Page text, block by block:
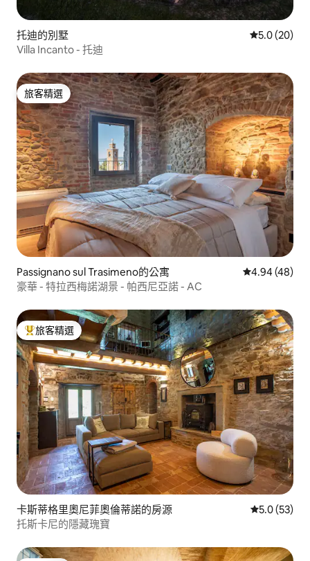
托迪的別墅 從 20 則評
5.0 (20)
Villa Incanto - 托迪
旅客精選
旅客精選
Passignano sul Trasimeno的公寓 從 48 則評價
4.94 (48)
豪華 - 特拉西梅諾湖景 - 帕西尼亞諾 - AC
旅客精選榜首
旅客精選
卡斯蒂格里奧尼菲奧倫蒂諾的房源 從 53 則評
5.0 (53)
托斯卡尼的隱藏瑰寶